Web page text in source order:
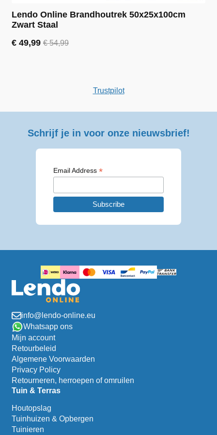
Lendo Online Brandhoutrek 50x25x100cm
Zwart Staal
€54,99
Oorspronkelijke
€ 49,99
Huidige
Trustpilot
Schrijf je in voor onze nieuwsbrief!
Email Address *
info@lendo-online.eu
Whatsapp ons
Mijn account
Retourbeleid
Algemene Voorwaarden
Privacy Policy
Retourneren, herroepen of omruilen
Tuin & Terras
Houtopslag
Tuinhuizen & Opbergen
Tuinieren